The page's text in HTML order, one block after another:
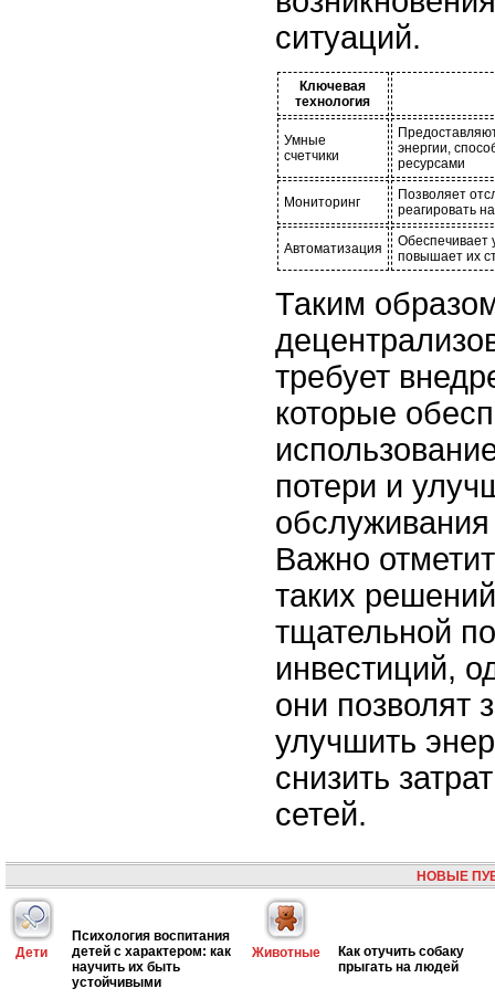
ситуаций.
Ключевая
технология
Умные
счетчики
энергии,
ресурсами
Мониторинг
Позволяет
реагировать
Автоматизация
Обеспечивает
повышает их
Таким
требует
которые
потери и
Важно
таких
тщательной
инвестиций,
они позволят
улучшить
снизить
сетей.
НОВЫЕ
Дети
Психология воспитания
детей с характером: как
научить их быть
устойчивыми
Животные
Как отучить собаку
прыгать на людей